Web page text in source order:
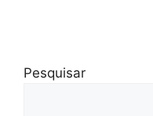
Pesquisar